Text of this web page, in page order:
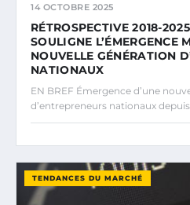
14 OCTOBRE 2025
RÉTROSPECTIVE 2018-
SOULIGNE L’ÉMERGENCE
NOUVELLE GÉNÉRATION
NATIONAUX
EN BREF Émergence d’une
d’entrepreneurs nationaux depuis
TENDANCES DU MARCHÉ